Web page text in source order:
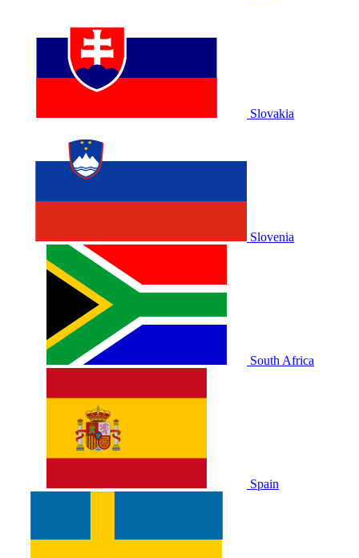
Slovakia
Slovenia
South Africa
Spain